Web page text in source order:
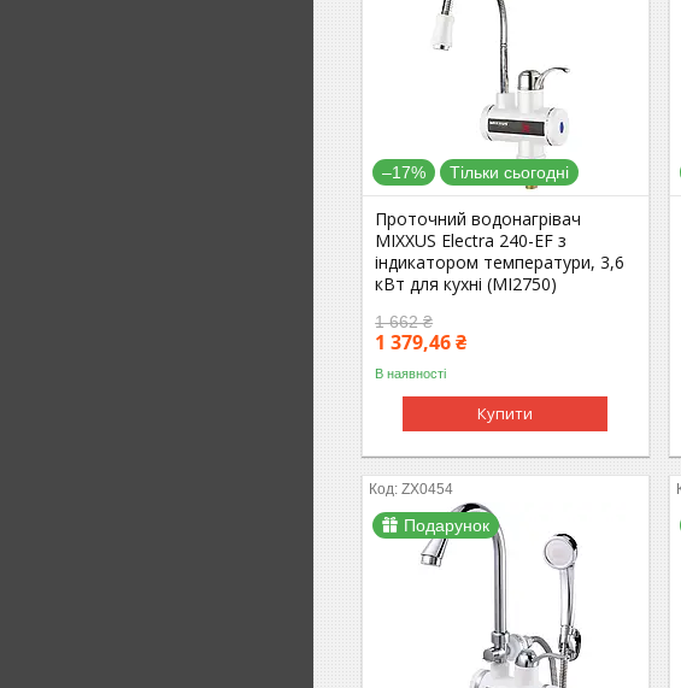
–17% Тільки сьогодні
Проточний водонагрівач
MIXXUS Electra 240-EF з
індикатором температури, 3,6
кВт для кухні (MI2750)
1 662 ₴
1 379,46 ₴
В наявності
Купити
ZX0454
Подарунок